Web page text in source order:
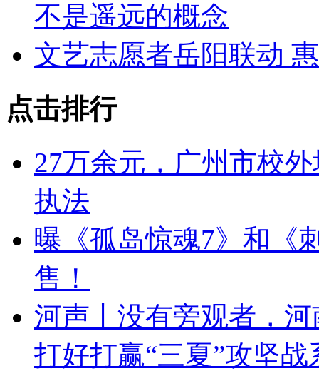
不是遥远的概念
文艺志愿者岳阳联动
点击排行
27万余元，广州市校
执法
曝《孤岛惊魂7》和《
售！
河声丨没有旁观者，
打好打赢“三夏”攻坚